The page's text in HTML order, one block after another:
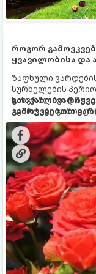
როგორ
ყვავილობისა და
ზაფხული
სურნელების
ხანგრძლივად
კვირტები
გამოკვება
მოთხოვნილებები
ვიცოდეთ, რომელი
გთავაზობთ
გამოვკვებოთ
შედეგის